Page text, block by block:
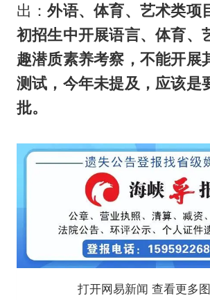
出：外语、体育、艺术类项
初招生中开展语言、体育、
趣潜质素养考察，不能开展
测试，今年未提及，应该是
批。
打开网易新闻 查看更多